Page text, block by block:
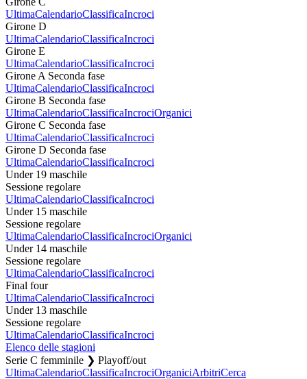
UltimaCalendarioClassificaIncroci
Girone D
UltimaCalendarioClassificaIncroci
Girone E
UltimaCalendarioClassificaIncroci
Girone A Seconda fase
UltimaCalendarioClassificaIncroci
Girone B Seconda fase
UltimaCalendarioClassificaIncrociOrganici
Girone C Seconda fase
UltimaCalendarioClassificaIncroci
Girone D Seconda fase
UltimaCalendarioClassificaIncroci
Under 19 maschile
Sessione regolare
UltimaCalendarioClassificaIncroci
Under 15 maschile
Sessione regolare
UltimaCalendarioClassificaIncrociOrganici
Under 14 maschile
Sessione regolare
UltimaCalendarioClassificaIncroci
Final four
UltimaCalendarioClassificaIncroci
Under 13 maschile
Sessione regolare
UltimaCalendarioClassificaIncroci
Elenco delle stagioni
Serie C femminile ❯ Playoff/out
UltimaCalendarioClassificaIncrociOrganiciArbitriCerca